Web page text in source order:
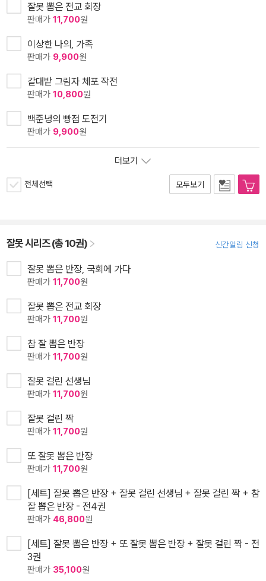
잘못 뽑은 전교 회장
판매가 11,700원
이상한 나의, 가족
판매가 9,900원
갈대밭 그림자 체포 작전
판매가 10,800원
백준녕의 빵점 도전기
판매가 9,900원
더보기
전체선택 모두보기
잘못 시리즈 (총 10권) 신간알림 신청
잘못 뽑은 반장, 국회에 가다
판매가 11,700원
잘못 뽑은 전교 회장
판매가 11,700원
참 잘 뽑은 반장
판매가 11,700원
잘못 걸린 선생님
판매가 11,700원
잘못 걸린 짝
판매가 11,700원
또 잘못 뽑은 반장
판매가 11,700원
[세트] 잘못 뽑은 반장 + 잘못 걸린 선생님 + 잘못 걸린 짝 + 참
잘 뽑은 반장 - 전4권
판매가 46,800원
[세트] 잘못 뽑은 반장 + 또 잘못 뽑은 반장 + 잘못 걸린 짝 - 전
3권
판매가 35,100원